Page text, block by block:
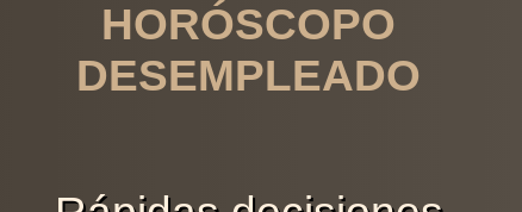
HORÓSCOPO
DESEMPLEADO